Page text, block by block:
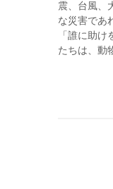
震、台風、
な災害であ
「誰に助
たちは、動